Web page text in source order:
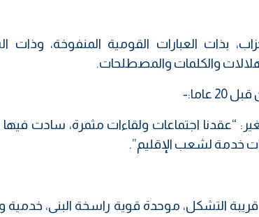
بذات العبارات القومية المنفوخة، وذات
والكلمات والمصطلحات.
عاما:-
“عقدنا اجتماعات ولقاءات مثمرة، سادت فيها
خدمة لشعب الإقليم”.
التشكل، موحدة قوية راسخة البنى، خدمية